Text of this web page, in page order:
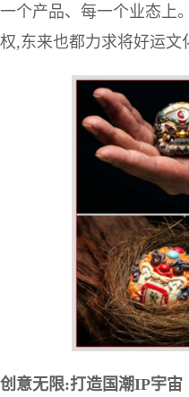
一个产品、每一个业态上
权,东来也都力求将好运文
创意无限:打造国潮IP宇宙